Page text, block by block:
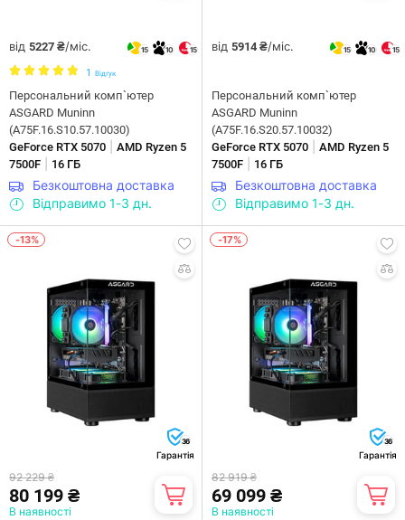
від 5227 ₴/міс. 15 10 15
1 Відгук
Персональний комп`ютер
ASGARD Muninn
(A75F.16.S10.57.10030)
GeForce RTX 5070
AMD Ryzen 5
7500F
16 ГБ
Безкоштовна доставка
Відправимо 1-3 дн.
від 5914 ₴/міс. 15 10 15
Персональний комп`ютер
ASGARD Muninn
(A75F.16.S20.57.10032)
GeForce RTX 5070
AMD Ryzen 5
7500F
16 ГБ
Безкоштовна доставка
Відправимо 1-3 дн.
-13%
36
Гарантія
92 229 ₴
80 199 ₴
В наявності
-17%
36
Гарантія
82 919 ₴
69 099 ₴
В наявності